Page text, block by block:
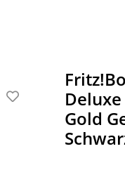
Gold